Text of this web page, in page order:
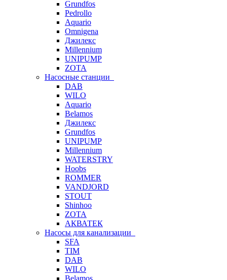
Grundfos
Pedrollo
Aquario
Omnigena
Джилекс
Millennium
UNIPUMP
ZOTA
Насосные станции
DAB
WILO
Aquario
Belamos
Джилекс
Grundfos
UNIPUMP
Millennium
WATERSTRY
Hoobs
ROMMER
VANDJORD
STOUT
Shinhoo
ZOTA
АКВАТЕК
Насосы для канализации
SFA
TIM
DAB
WILO
Belamos